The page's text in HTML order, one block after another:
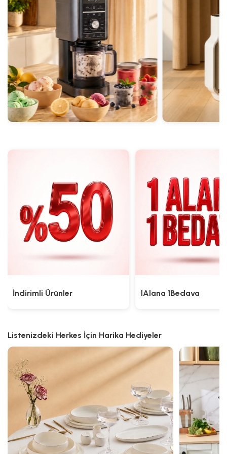
İndirimli Ürünler 1Alana 1Bedava
Listenizdeki Herkes İçin Harika Hediyeler